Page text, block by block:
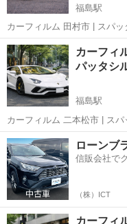
福島駅
カーフィルム 田村市 | スパ
グリーン ゴーストオーロラ
クフィルム 車フィルム 安い 🚗【カーフィルム探してる方へ】車種入
力だけで一発検...
福島 福島市
カーフィ
パッタシ
福島駅
カーフィルム 二本松市 | スパ
タグリーン ゴーストオーロ
ークフィルム 車フィルム 安い 🚗【カーフィルム探してる方へ】車
入力だけで一発...
福島 福島市 福島駅
ローンブ
信販会社で
（株）ICT
カーフィ